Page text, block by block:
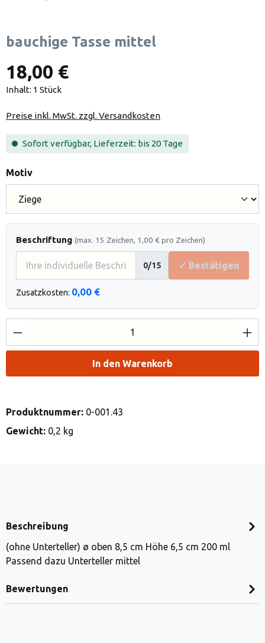
bauchige Tasse mittel
18,00 €
Inhalt: 1 Stück
Preise inkl. MwSt. zzgl. Versandkosten
Sofort verfügbar, Lieferzeit: bis 20 Tage
Motivauswählen
Beschriftung (max. 15 Zeichen, 1,00 € pro Zeichen)
0/15 ✓ Bestätigen
Zusatzkosten: 0,00 €
Produkt Anzahl: Gib den gewünschten
In den Warenkorb
Produktnummer: 0-001.43
Gewicht: 0,2 kg
Beschreibung
(ohne Unterteller) ø oben 8,5 cm Höhe 6,5 cm 200 ml
Passend dazu Unterteller mittel
Bewertungen